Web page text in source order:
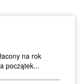
na rok
początek...